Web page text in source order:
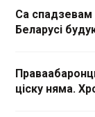
Са спадзевам
Беларусі
ціску няма.